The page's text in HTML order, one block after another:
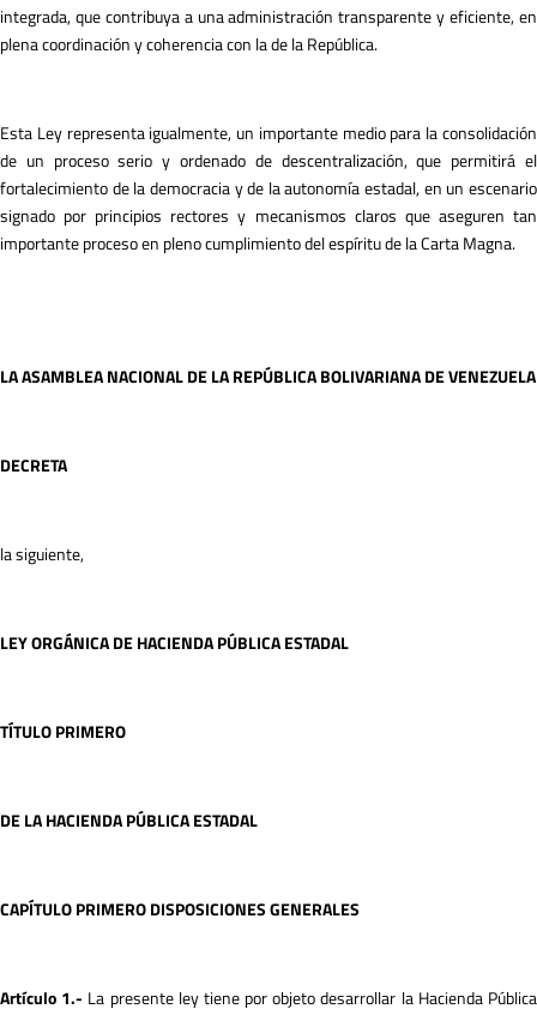
integrada, que contribuya a una administración transparente y eficiente, en
plena coordinación y coherencia con la de la República.
Esta Ley representa igualmente, un importante medio para la consolidación
de un proceso serio y ordenado de descentralización, que permitirá el
fortalecimiento de la democracia y de la autonomía estadal, en un escenario
signado por principios rectores y mecanismos claros que aseguren tan
importante proceso en pleno cumplimiento del espíritu de la Carta Magna.
LA ASAMBLEA NACIONAL DE LA REPÚBLICA BOLIVARIANA DE VENEZUELA
DECRETA
la siguiente,
LEY ORGÁNICA DE HACIENDA PÚBLICA ESTADAL
TÍTULO PRlMERO
DE LA HACIENDA PÚBLICA ESTADAL
CAPÍTULO PRIMERO DISPOSICIONES GENERALES
Artículo 1.- La presente ley tiene por objeto desarrollar la Hacienda Pública